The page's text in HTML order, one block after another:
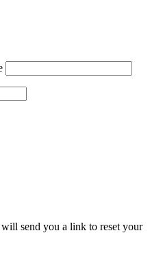
send you a link to reset your